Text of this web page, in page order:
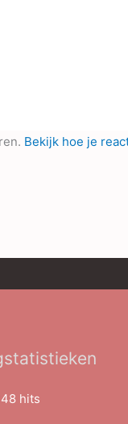
Bekijk hoe je
hits